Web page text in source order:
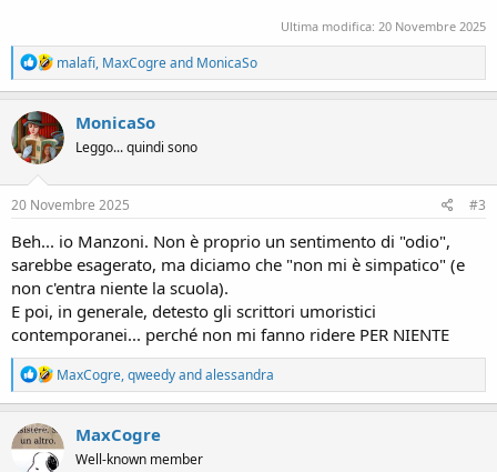
Ultima modifica: 20 Novembre 2025
R
e
a
c
t
i
n
s
malafi, MaxCogreand MonicaSo
MonicaSo
Leggo... quindi sono
20 Novembre 2025 #3
Beh... io Manzoni. Non è proprio un sentimento di "odio",
sarebbe esagerato, ma diciamo che "non mi è simpatico" (e
non c'entra niente la scuola).
E poi, in generale, detesto gli scrittori umoristici
contemporanei... perché non mi fanno ridere PER NIENTE
R
e
a
i
MaxCogre,qweedyandalessandra
MaxCogre
Well-known member